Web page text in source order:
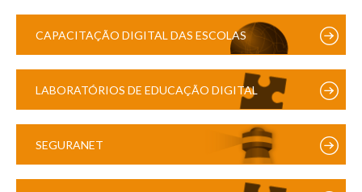
CAPACITAÇÃO DIGITAL DAS ESCOLAS
LABORATÓRIOS DE EDUCAÇÃO DIGITAL
SEGURANET